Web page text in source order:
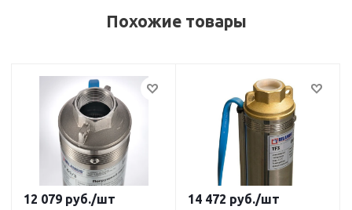
Похожие товары
12 079 руб./шт 14 472 руб./шт